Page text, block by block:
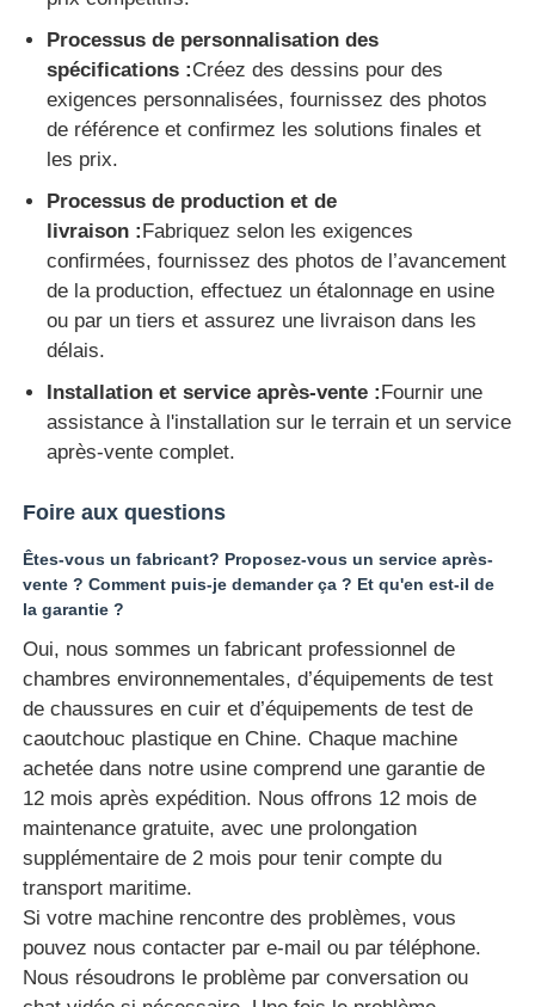
Processus de personnalisation des
spécifications :Créez des dessins pour des
exigences personnalisées, fournissez des photos
de référence et confirmez les solutions finales et
les prix.
Processus de production et de
livraison :Fabriquez selon les exigences
confirmées, fournissez des photos de l’avancement
de la production, effectuez un étalonnage en usine
ou par un tiers et assurez une livraison dans les
délais.
Installation et service après-vente :Fournir une
assistance à l'installation sur le terrain et un service
après-vente complet.
Foire aux questions
Êtes-vous un fabricant? Proposez-vous un service après-
vente ? Comment puis-je demander ça ? Et qu'en est-il de
la garantie ?
Oui, nous sommes un fabricant professionnel de
chambres environnementales, d’équipements de test
de chaussures en cuir et d’équipements de test de
caoutchouc plastique en Chine. Chaque machine
achetée dans notre usine comprend une garantie de
12 mois après expédition. Nous offrons 12 mois de
maintenance gratuite, avec une prolongation
supplémentaire de 2 mois pour tenir compte du
transport maritime.
Si votre machine rencontre des problèmes, vous
pouvez nous contacter par e-mail ou par téléphone.
Nous résoudrons le problème par conversation ou